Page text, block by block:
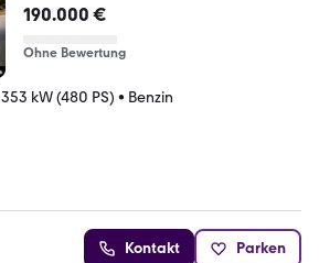
190.000 €
Ohne Bewertung
353 kW (480 PS) • Benzin
Kontakt Parken